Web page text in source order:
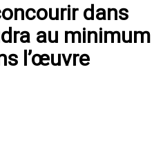
dans
au minimum
l’œuvre